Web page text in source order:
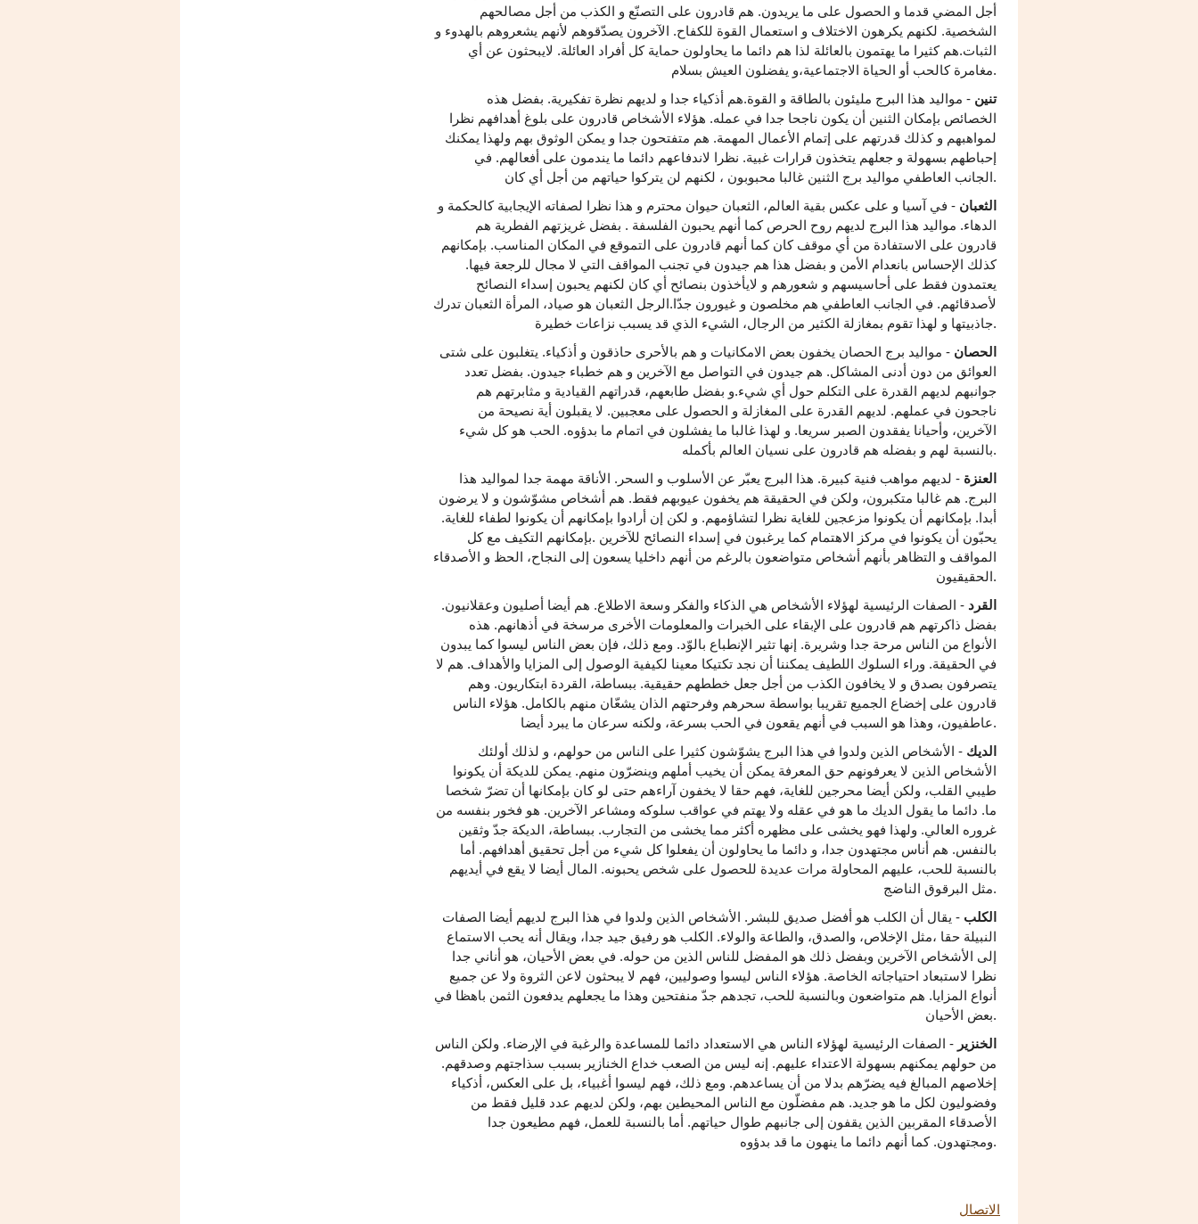
أجل المضي قدما و الحصول على ما يريدون. هم قادرون على التصنّع و الكذب من أجل مصالحهم
الشخصية. لكنهم يكرهون الاختلاف و استعمال القوة للكفاح. الآخرون يصدّقوهم لأنهم يشعروهم بالهدوء و
الثبات.هم كثيرا ما يهتمون بالعائلة لذا هم دائما ما يحاولون حماية كل أفراد العائلة. لايبحثون عن أي
مغامرة كالحب أو الحياة الاجتماعية،و يفضلون العيش بسلام.
تنين - مواليد هذا البرج مليئون بالطاقة و القوة.هم أذكياء جدا و لديهم نظرة تفكيرية. بفضل هذه
الخصائص بإمكان الثنين أن يكون ناجحا جدا في عمله. هؤلاء الأشخاص قادرون على بلوغ أهدافهم نظرا
لمواهبهم و كذلك قدرتهم على إتمام الأعمال المهمة. هم متفتحون جدا و يمكن الوثوق بهم ولهذا يمكنك
إحباطهم بسهولة و جعلهم يتخذون قرارات غبية. نظرا لاندفاعهم دائما ما يندمون على أفعالهم. في
الجانب العاطفي مواليد برج الثنين غالبا محبوبون ، لكنهم لن يتركوا حياتهم من أجل أي كان.
الثعبان - في آسيا و على عكس بقية العالم، الثعبان حيوان محترم و هذا نظرا لصفاته الإيجابية كالحكمة و
الدهاء. مواليد هذا البرج لديهم روح الحرص كما أنهم يحبون الفلسفة . بفضل غريزتهم الفطرية هم
قادرون على الاستفادة من أي موقف كان كما أنهم قادرون على التموقع في المكان المناسب. بإمكانهم
كذلك الإحساس بانعدام الأمن و بفضل هذا هم جيدون في تجنب المواقف التي لا مجال للرجعة فيها.
يعتمدون فقط على أحاسيسهم و شعورهم و لايأخذون بنصائح أي كان لكنهم يحبون إسداء النصائح
لأصدقائهم. في الجانب العاطفي هم مخلصون و غيورون جدّا.الرجل الثعبان هو صياد، المرأة الثعبان تدرك
جاذبيتها و لهذا تقوم بمغازلة الكثير من الرجال، الشيء الذي قد يسبب نزاعات خطيرة.
الحصان - مواليد برج الحصان يخفون بعض الامكانيات و هم بالأحرى حاذقون و أذكياء. يتغلبون على شتى
العوائق من دون أدنى المشاكل. هم جيدون في التواصل مع الآخرين و هم خطباء جيدون. بفضل تعدد
جوانبهم لديهم القدرة على التكلم حول أي شيء.و بفضل طابعهم، قدراتهم القيادية و مثابرتهم هم
ناجحون في عملهم. لديهم القدرة على المغازلة و الحصول على معجبين. لا يقبلون أية نصيحة من
الآخرين، وأحيانا يفقدون الصبر سريعا. و لهذا غالبا ما يفشلون في اتمام ما بدؤوه. الحب هو كل شيء
بالنسبة لهم و بفضله هم قادرون على نسيان العالم بأكمله.
العنزة - لديهم مواهب فنية كبيرة. هذا البرج يعبّر عن الأسلوب و السحر. الأناقة مهمة جدا لمواليد هذا
البرج. هم غالبا متكبرون، ولكن في الحقيقة هم يخفون عيوبهم فقط. هم أشخاص مشوّشون و لا يرضون
أبدا. بإمكانهم أن يكونوا مزعجين للغاية نظرا لتشاؤمهم. و لكن إن أرادوا بإمكانهم أن يكونوا لطفاء للغاية.
يحبّون أن يكونوا في مركز الاهتمام كما يرغبون في إسداء النصائح للآخرين .بإمكانهم التكيف مع كل
المواقف و التظاهر بأنهم أشخاص متواضعون بالرغم من أنهم داخليا يسعون إلى النجاح، الحظ و الأصدقاء
الحقيقيون.
القرد - الصفات الرئيسية لهؤلاء الأشخاص هي الذكاء والفكر وسعة الاطلاع. هم أيضا أصليون وعقلانيون.
بفضل ذاكرتهم هم قادرون على الإبقاء على الخبرات والمعلومات الأخرى مرسخة في أذهانهم. هذه
الأنواع من الناس مرحة جدا وشريرة. إنها تثير الإنطباع بالوّد. ومع ذلك، فإن بعض الناس ليسوا كما يبدون
في الحقيقة. وراء السلوك اللطيف يمكننا أن نجد تكتيكا معينا لكيفية الوصول إلى المزايا والأهداف. هم لا
يتصرفون بصدق و لا يخافون الكذب من أجل جعل خططهم حقيقية. ببساطة، القردة ابتكاريون. وهم
قادرون على إخضاع الجميع تقريبا بواسطة سحرهم وفرحتهم الذان يشعّان منهم بالكامل. هؤلاء الناس
عاطفيون، وهذا هو السبب في أنهم يقعون في الحب بسرعة، ولكنه سرعان ما يبرد أيضا.
الديك - الأشخاص الذين ولدوا في هذا البرج يشوّشون كثيرا على الناس من حولهم، و لذلك أولئك
الأشخاص الذين لا يعرفونهم حق المعرفة يمكن أن يخيب أملهم وينضرّون منهم. يمكن للديكة أن يكونوا
طيبي القلب، ولكن أيضا محرجين للغاية، فهم حقا لا يخفون آراءهم حتى لو كان بإمكانها أن تضرّ شخصا
ما. دائما ما يقول الديك ما هو في عقله ولا يهتم في عواقب سلوكه ومشاعر الآخرين. هو فخور بنفسه من
غروره العالي. ولهذا فهو يخشى على مظهره أكثر مما يخشى من التجارب. ببساطة، الديكة جدّ وثقين
بالنفس. هم أناس مجتهدون جدا، و دائما ما يحاولون أن يفعلوا كل شيء من أجل تحقيق أهدافهم. أما
بالنسبة للحب، عليهم المحاولة مرات عديدة للحصول على شخص يحبونه. المال أيضا لا يقع في أيديهم
مثل البرقوق الناضج.
الكلب - يقال أن الكلب هو أفضل صديق للبشر. الأشخاص الذين ولدوا في هذا البرج لديهم أيضا الصفات
النبيلة حقا ،مثل الإخلاص، والصدق، والطاعة والولاء. الكلب هو رفيق جيد جدا، ويقال أنه يحب الاستماع
إلى الأشخاص الآخرين وبفضل ذلك هو المفضل للناس الذين من حوله. في بعض الأحيان، هو أناني جدا
نظرا لاستبعاد احتياجاته الخاصة. هؤلاء الناس ليسوا وصوليين، فهم لا يبحثون لاعن الثروة ولا عن جميع
أنواع المزايا. هم متواضعون وبالنسبة للحب، تجدهم جدّ منفتحين وهذا ما يجعلهم يدفعون الثمن باهظا في
بعض الأحيان.
الخنزير - الصفات الرئيسية لهؤلاء الناس هي الاستعداد دائما للمساعدة والرغبة في الإرضاء. ولكن الناس
من حولهم يمكنهم بسهولة الاعتداء عليهم. إنه ليس من الصعب خداع الخنازير بسبب سذاجتهم وصدقهم.
إخلاصهم المبالغ فيه يضرّهم بدلا من أن يساعدهم. ومع ذلك، فهم ليسوا أغبياء، بل على العكس، أذكياء
وفضوليون لكل ما هو جديد. هم مفضلّون مع الناس المحيطين بهم، ولكن لديهم عدد قليل فقط من
الأصدقاء المقربين الذين يقفون إلى جانبهم طوال حياتهم. أما بالنسبة للعمل، فهم مطيعون جدا
ومجتهدون. كما أنهم دائما ما ينهون ما قد بدؤوه.
الاتصال